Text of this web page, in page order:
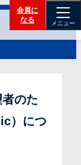
メニュー
会員に
なる
のた
）につ